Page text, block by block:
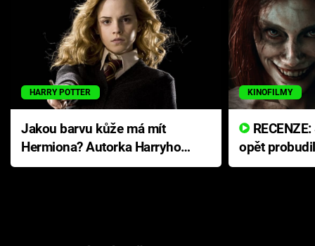
HARRY POTTER
Jakou barvu kůže má mít
Hermiona? Autorka Harryho
Pottera přišla s ráznou
KINOFILMY
opět
přichází s